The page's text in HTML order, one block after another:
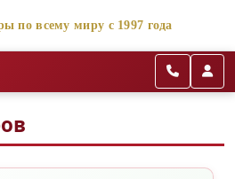
по всему миру с 1997 года